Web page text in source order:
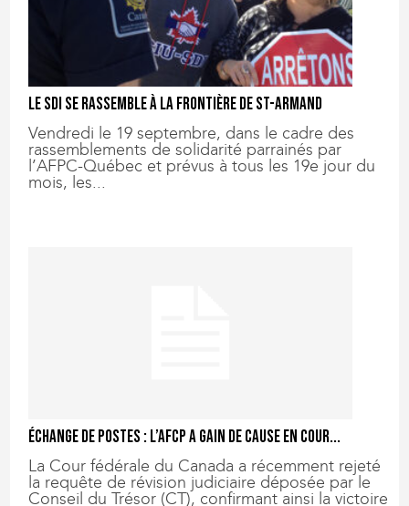
Le SDI se rassemble à la frontière de St-Armand
Vendredi le 19 septembre, dans le cadre des
rassemblements de solidarité parrainés par
l’AFPC-Québec et prévus à tous les 19e jour du
mois, les...
Échange de postes : L’AFCP a gain de cause en Cour...
La Cour fédérale du Canada a récemment rejeté
la requête de révision judiciaire déposée par le
Conseil du Trésor (CT), confirmant ainsi la victoire